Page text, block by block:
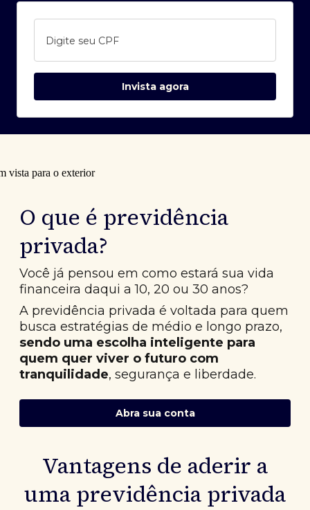
Digite seu CPF
Invista agora
O que é previdência
privada?
Você já pensou em como estará sua vida
financeira daqui a 10, 20 ou 30 anos?
A previdência privada é voltada para quem
busca estratégias de médio e longo prazo,
sendo uma escolha inteligente para
quem quer viver o futuro com
tranquilidade, segurança e liberdade.
Abra sua conta
Vantagens de aderir a
uma previdência privada